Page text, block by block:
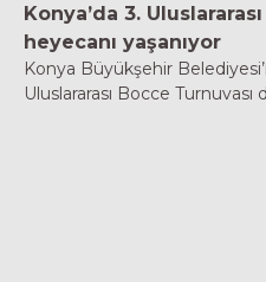
Konya’da 3.
heyecanı yaşanıyor
Konya Büyükşehir
Uluslararası Bocce Turnuvası